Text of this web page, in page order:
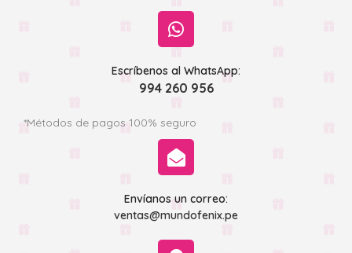
Escríbenos al WhatsApp:
994 260 956
*Métodos de pagos 100% seguro
Envíanos un correo:
ventas@mundofenix.pe